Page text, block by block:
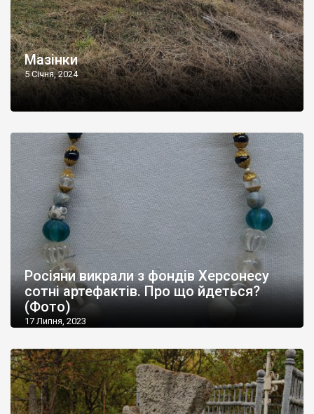
Мазінки
5 Січня, 2024
Росіяни викрали з фондів Херсонесу
сотні артефактів. Про що йдеться?
(Фото)
17 Липня, 2023